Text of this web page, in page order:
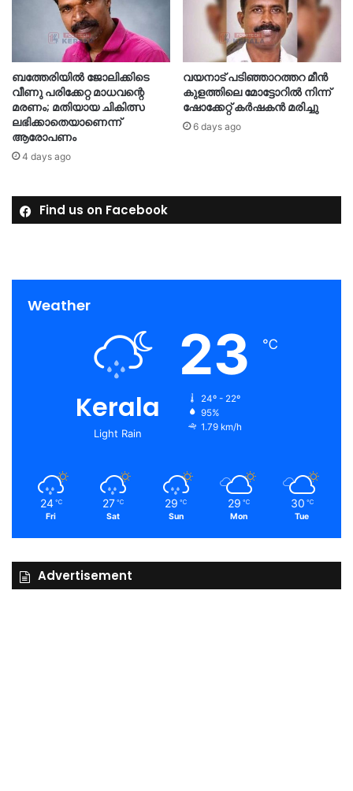
ബത്തേരിയിൽ ജോലിക്കിടെ
വീണു പരിക്കേറ്റ മാധവന്റെ
മരണം; മതിയായ ചികിത്സ
ലഭിക്കാതെയാണെന്ന്
ആരോപണം
4 days ago
വയനാട് പടിഞ്ഞാറത്തറ മീൻ
കുളത്തിലെ മോട്ടോറിൽ നിന്ന്
ഷോക്കേറ്റ് കർഷകൻ മരിച്ചു
6 days ago
Find us on Facebook
Weather
Kerala
Light Rain
23 ℃
24º - 22º
95%
1.79 km/h
24 ℃
Fri
27 ℃
Sat
29 ℃
Sun
29 ℃
Mon
30 ℃
Tue
Advertisement